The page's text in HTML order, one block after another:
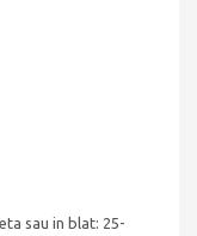
sau in blat: 25-